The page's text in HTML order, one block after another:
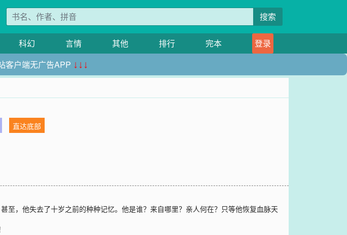
搜索
科幻 言情 其他 排行 完本
登录
客户端无广告APP ↓↓↓
直达底部
，他失去了十岁之前的种种记忆。他是谁？来自哪里？亲人何在？只等他恢复血脉天